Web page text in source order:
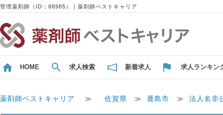
管理薬剤師（ID：88985）｜薬剤師ベストキャリア
HOME 求人検索 新着求人 求人ランキン
薬剤師ベストキャリア ≫ 佐賀県 ≫ 鹿島市 ≫ 法人名非